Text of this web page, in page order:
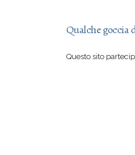
Qualche goccia
Questo sito